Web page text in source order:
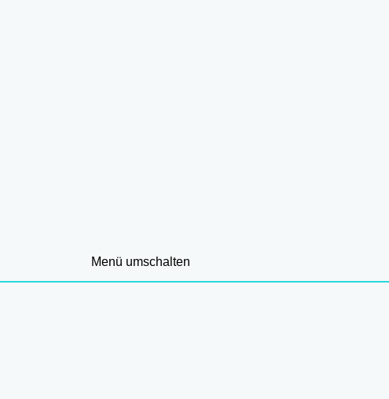
Menü umschalten